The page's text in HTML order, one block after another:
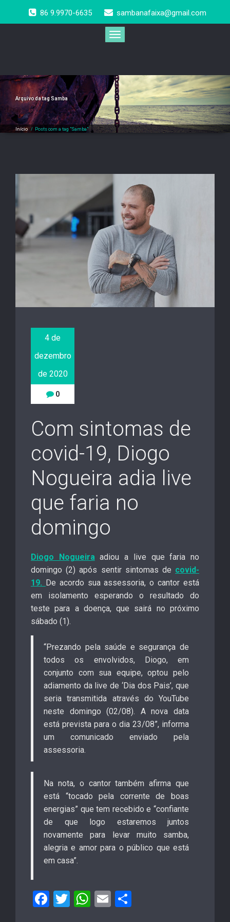
content
86 9.9970-6635 sambanafaixa@gmail.com
Toggle
navigation
Arquivo da tagSamba
Início / Posts com a tag "Samba"
4 de
dezembro
de 2020
0
Com sintomas de
covid-19, Diogo
Nogueira adia live
que faria no
domingo
Diogo Nogueira adiou a live que faria no
domingo (2) após sentir sintomas de covid-
19. De acordo sua assessoria, o cantor está
em isolamento esperando o resultado do
teste para a doença, que sairá no próximo
sábado (1).
“Prezando pela saúde e segurança de
todos os envolvidos, Diogo, em
conjunto com sua equipe, optou pelo
adiamento da live de ‘Dia dos Pais’, que
seria transmitida através do YouTube
neste domingo (02/08). A nova data
está prevista para o dia 23/08”, informa
um comunicado enviado pela
assessoria.
Na nota, o cantor também afirma que
está “tocado pela corrente de boas
energias” que tem recebido e “confiante
de que logo estaremos juntos
novamente para levar muito samba,
alegria e amor para o público que está
em casa”.
F
a
T
wi
W
h
E
m